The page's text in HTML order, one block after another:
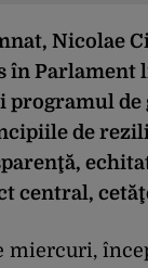
Nicolae
în
programul de
de
central,
miercuri,